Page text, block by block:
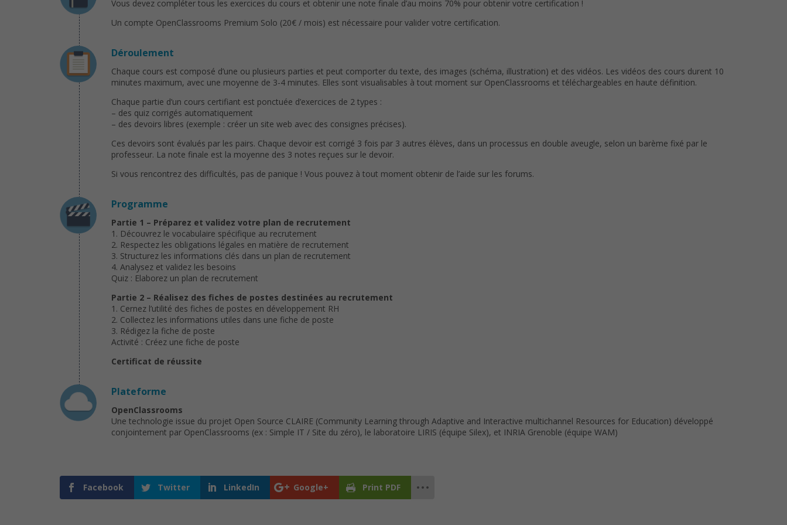
Vous devez compléter tous les exercices du cours et obtenir une note finale d’au moins 70% pour obtenir votre certification !
Un compte OpenClassrooms Premium Solo (20€ / mois) est nécessaire pour valider votre certification.
Déroulement
Chaque cours est composé d’une ou plusieurs parties et peut comporter du texte, des images (schéma, illustration) et des vidéos. Les vidéos des cours durent 10
minutes maximum, avec une moyenne de 3-4 minutes. Elles sont visualisables à tout moment sur OpenClassrooms et téléchargeables en haute définition.
Chaque partie d’un cours certifiant est ponctuée d’exercices de 2 types :
– des quiz corrigés automatiquement
– des devoirs libres (exemple : créer un site web avec des consignes précises).
Ces devoirs sont évalués par les pairs. Chaque devoir est corrigé 3 fois par 3 autres élèves, dans un processus en double aveugle, selon un barème fixé par le
professeur. La note finale est la moyenne des 3 notes reçues sur le devoir.
Si vous rencontrez des difficultés, pas de panique ! Vous pouvez à tout moment obtenir de l’aide sur les forums.
Programme
Partie 1 – Préparez et validez votre plan de recrutement
1. Découvrez le vocabulaire spécifique au recrutement
2. Respectez les obligations légales en matière de recrutement
3. Structurez les informations clés dans un plan de recrutement
4. Analysez et validez les besoins
Quiz : Elaborez un plan de recrutement
Partie 2 – Réalisez des fiches de postes destinées au recrutement
1. Cernez l’utilité des fiches de postes en développement RH
2. Collectez les informations utiles dans une fiche de poste
3. Rédigez la fiche de poste
Activité : Créez une fiche de poste
Certificat de réussite
Plateforme
OpenClassrooms
Une technologie issue du projet Open Source CLAIRE (Community Learning through Adaptive and Interactive multichannel Resources for Education) développé
conjointement par OpenClassrooms (ex : Simple IT / Site du zéro), le laboratoire LIRIS (équipe Silex), et INRIA Grenoble (équipe WAM)
Facebook Twitter LinkedIn Google+ Print PDF